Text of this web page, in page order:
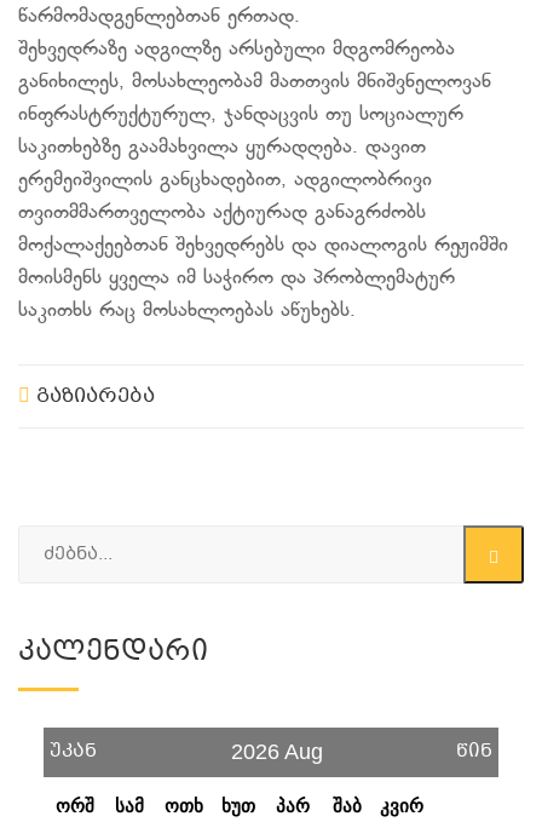
წარმომადგენლებთან ერთად.
შეხვედრაზე ადგილზე არსებული მდგომრეობა
განიხილეს, მოსახლეობამ მათთვის მნიშვნელოვან
ინფრასტრუქტურულ, ჯანდაცვის თუ სოციალურ
საკითხებზე გაამახვილა ყურადღება. დავით
ერემეიშვილის განცხადებით, ადგილობრივი
თვითმმართველობა აქტიურად განაგრძობს
მოქალაქეებთან შეხვედრებს და დიალოგის რეჟიმში
მოისმენს ყველა იმ საჭირო და პრობლემატურ
საკითხს რაც მოსახლოებას აწუხებს.
გაზიარება
Კალენდარი
უკან 2026 Aug წინ
ორშ სამ ოთხ ხუთ პარ შაბ კვირ